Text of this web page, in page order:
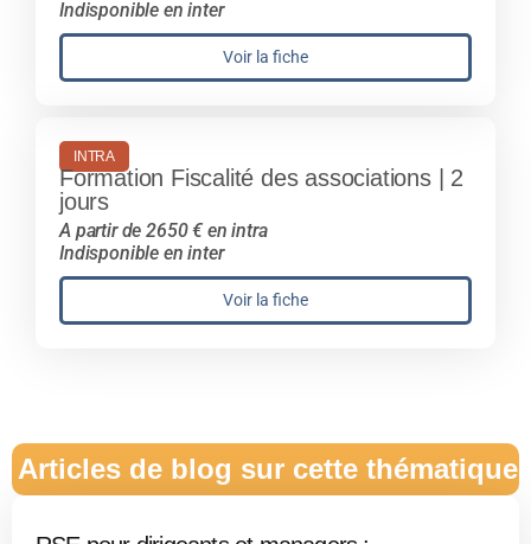
Indisponible en inter
Voir la fiche
INTRA
Formation Fiscalité des associations | 2
jours
A partir de 2650 € en intra
Indisponible en inter
Voir la fiche
Articles de blog sur cette thématique